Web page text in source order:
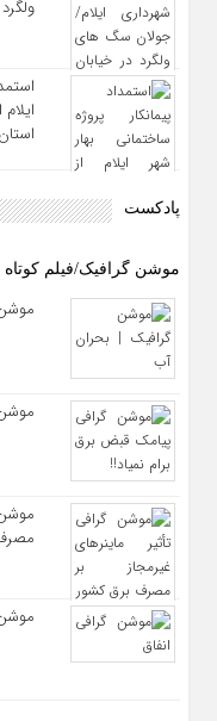
پادکست
موشن گرافیک/فیلم کوتاه
موشن